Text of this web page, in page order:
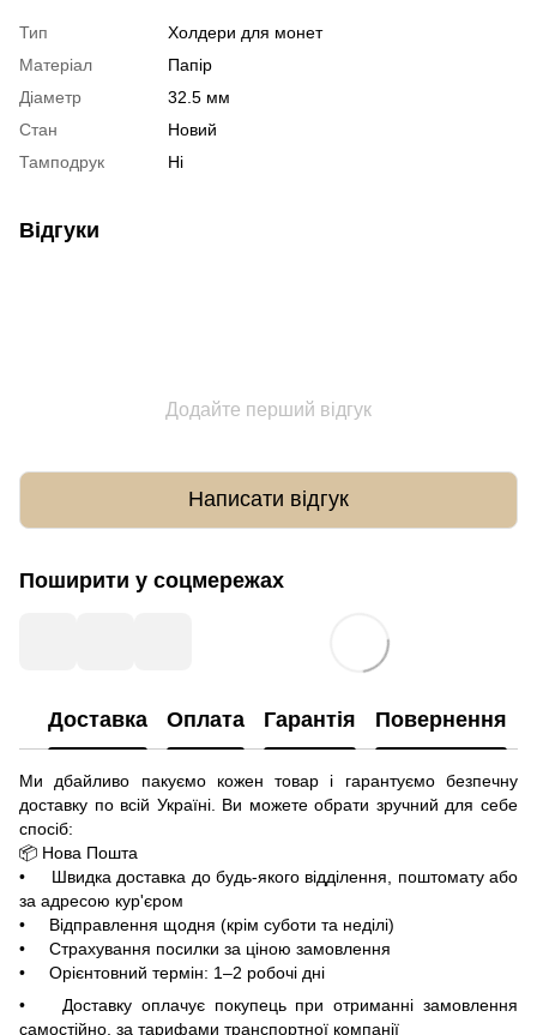
Тип
Холдери для монет
Матеріал
Папір
Діаметр
32.5 мм
Стан
Новий
Тамподрук
Ні
Відгуки
Додайте перший відгук
Написати відгук
Поширити у соцмережах
Доставка Оплата Гарантія Повернення
Ми дбайливо пакуємо кожен товар і гарантуємо безпечну
доставку по всій Україні. Ви можете обрати зручний для себе
спосіб:
📦 Нова Пошта
• Швидка доставка до будь-якого відділення, поштомату або
за адресою кур'єром
• Відправлення щодня (крім суботи та неділі)
• Страхування посилки за ціною замовлення
• Орієнтовний термін: 1–2 робочі дні
• Доставку оплачує покупець при отриманні замовлення
самостійно, за тарифами транспортної компанії